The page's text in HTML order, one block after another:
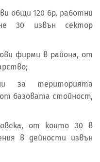
общи 120 бр. работни
30 извън сектор
фирми в района, от
за територията
базовата стойност,
от които 30 в
в дейности извън